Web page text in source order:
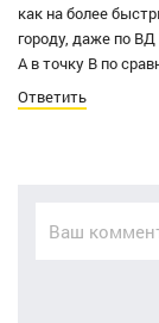
как на более
городу, даже по
А в точку В по
Ответить